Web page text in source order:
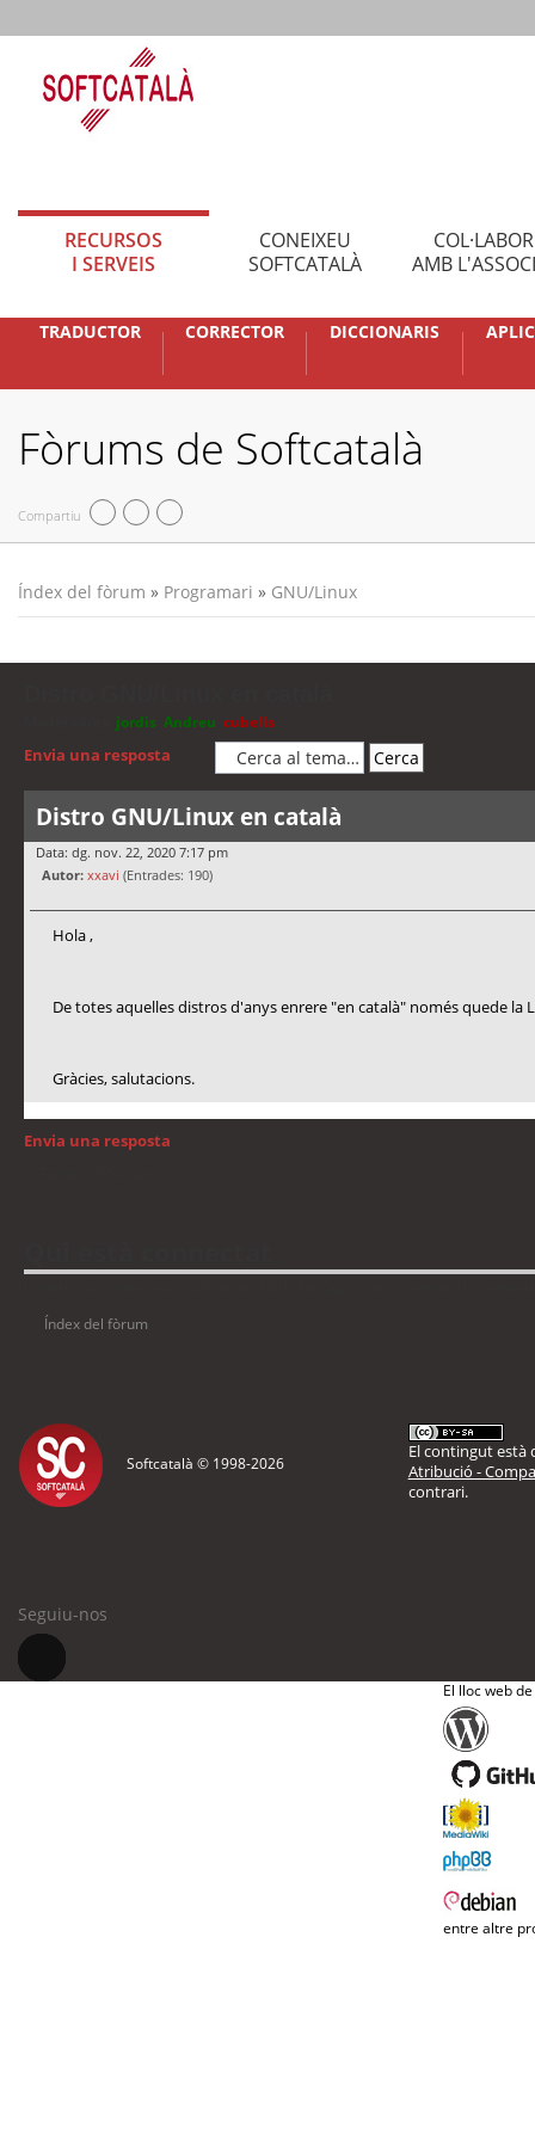
RECURSOS
I SERVEIS
CONEIXEU
SOFTCATALÀ
AMB
TRADUCTOR CORRECTOR DICCIONARIS
Fòrums de Softcatalà
Compartiu
Índex del fòrum » Programari » GNU/Linux
jordis Andreu cubells
Envia una resposta
Distro GNU/Linux en català
Data: dg. nov. 22, 2020 7:17 pm
Autor: xxavi (Entrades: 190)
Hola ,
De totes aquelles distros d'anys enrere "en català" només quede la
Gràcies, salutacions.
Envia una resposta
Índex del fòrum
Softcatalà © 1998-2026
El contingut està
Atribució -
contrari.
Seguiu-nos
El lloc web
entre altre